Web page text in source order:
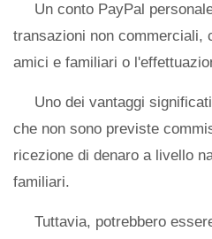
Un conto PayPal
transazioni non commerciali,
amici e familiari o
Uno dei vantaggi
che non sono previste
ricezione di denaro a livello
familiari.
Tuttavia, potrebbero